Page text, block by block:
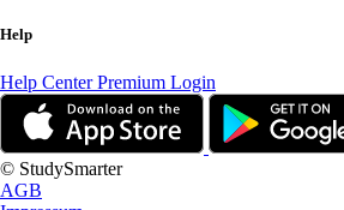
Help
Help CenterPremium Login
© StudySmarter
AGB